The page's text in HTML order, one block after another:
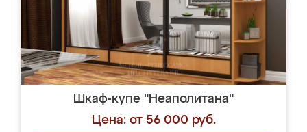
Шкаф-купе "Неаполитана"
Цена: от 56 000 руб.